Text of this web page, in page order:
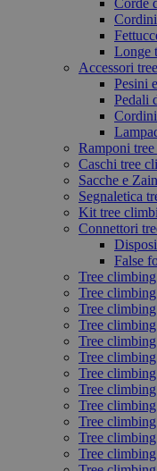
Corde
Longe
Accessori
Pesini
Pedali
Ramponi
Caschi tree
Sacche e
Segnaletica
Kit tree
Connettori
False
Tree
Tree
Tree
Tree
Tree
Tree
Tree
Tree
Tree
Tree
Tree
Tree